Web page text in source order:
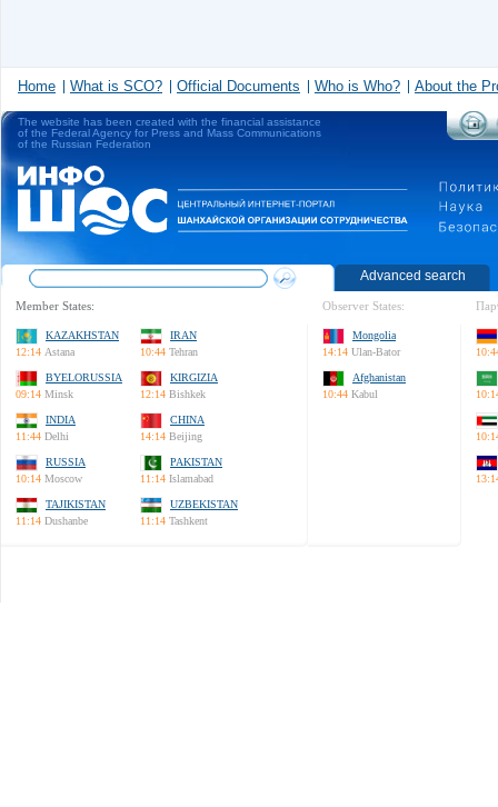
Home What is SCO? Official Documents Who is Who? About the
The website has been created with the financial assistance
of the Federal Agency for Press and Mass Communications
of the Russian Federation
Advanced search
Member States:
KAZAKHSTAN
12:14 Astana
IRAN
10:44 Tehran
BYELORUSSIA
09:14 Minsk
KIRGIZIA
12:14 Bishkek
INDIA
11:44 Delhi
CHINA
14:14 Beijing
RUSSIA
10:14 Moscow
PAKISTAN
11:14 Islamabad
TAJIKISTAN
11:14 Dushanbe
UZBEKISTAN
11:14 Tashkent
Observer States:
Mongolia
14:14 Ulan-Bator
Afghanistan
10:44 Kabul